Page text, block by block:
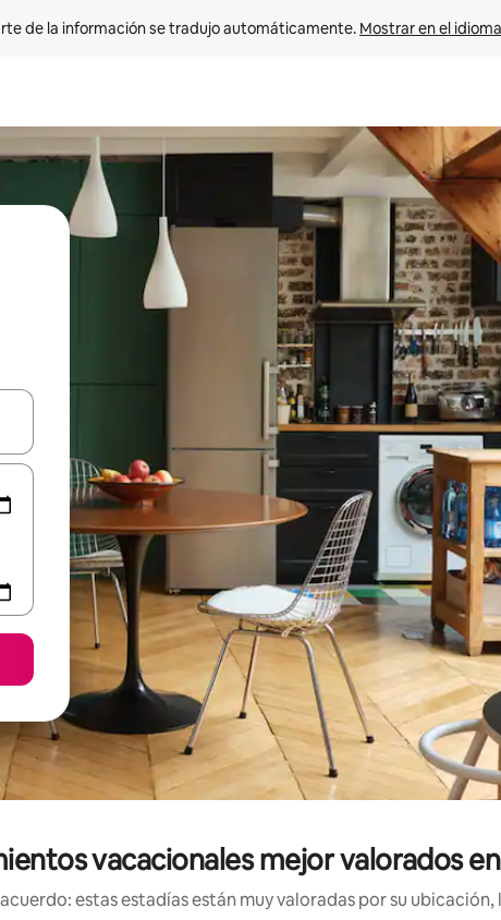
de la información se tradujo automáticamente. Mostrar en el
las teclas de flecha hacia arriba y hacia abajo o explora con el
vacacionales mejor valorados
estas estadías están muy valoradas por su